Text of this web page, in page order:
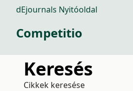
dEjournals Nyitóoldal
Competitio
Keresés
Cikkek keresése